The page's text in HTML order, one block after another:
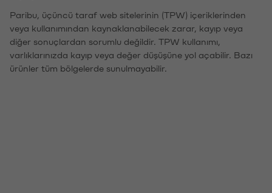
Paribu, üçüncü taraf web sitelerinin (TPW) içeriklerinden
veya kullanımından kaynaklanabilecek zarar, kayıp veya
diğer sonuçlardan sorumlu değildir. TPW kullanımı,
varlıklarınızda kayıp veya değer düşüşüne yol açabilir. Bazı
ürünler tüm bölgelerde sunulmayabilir.